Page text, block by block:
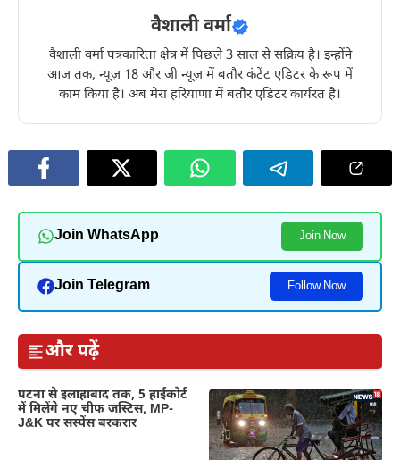
वैशाली वर्मा
वैशाली वर्मा पत्रकारिता क्षेत्र में पिछले 3 साल से सक्रिय है। इन्होंने
आज तक, न्यूज़ 18 और जी न्यूज़ में बतौर कंटेंट एडिटर के रूप में
काम किया है। अब मेरा हरियाणा में बतौर एडिटर कार्यरत है।
Join WhatsApp Join Now
Join Telegram Follow Now
और पढ़ें
पटना से इलाहाबाद तक, 5 हाईकोर्ट
में मिलेंगे नए चीफ जस्टिस, MP-
J&K पर सस्पेंस बरकरार